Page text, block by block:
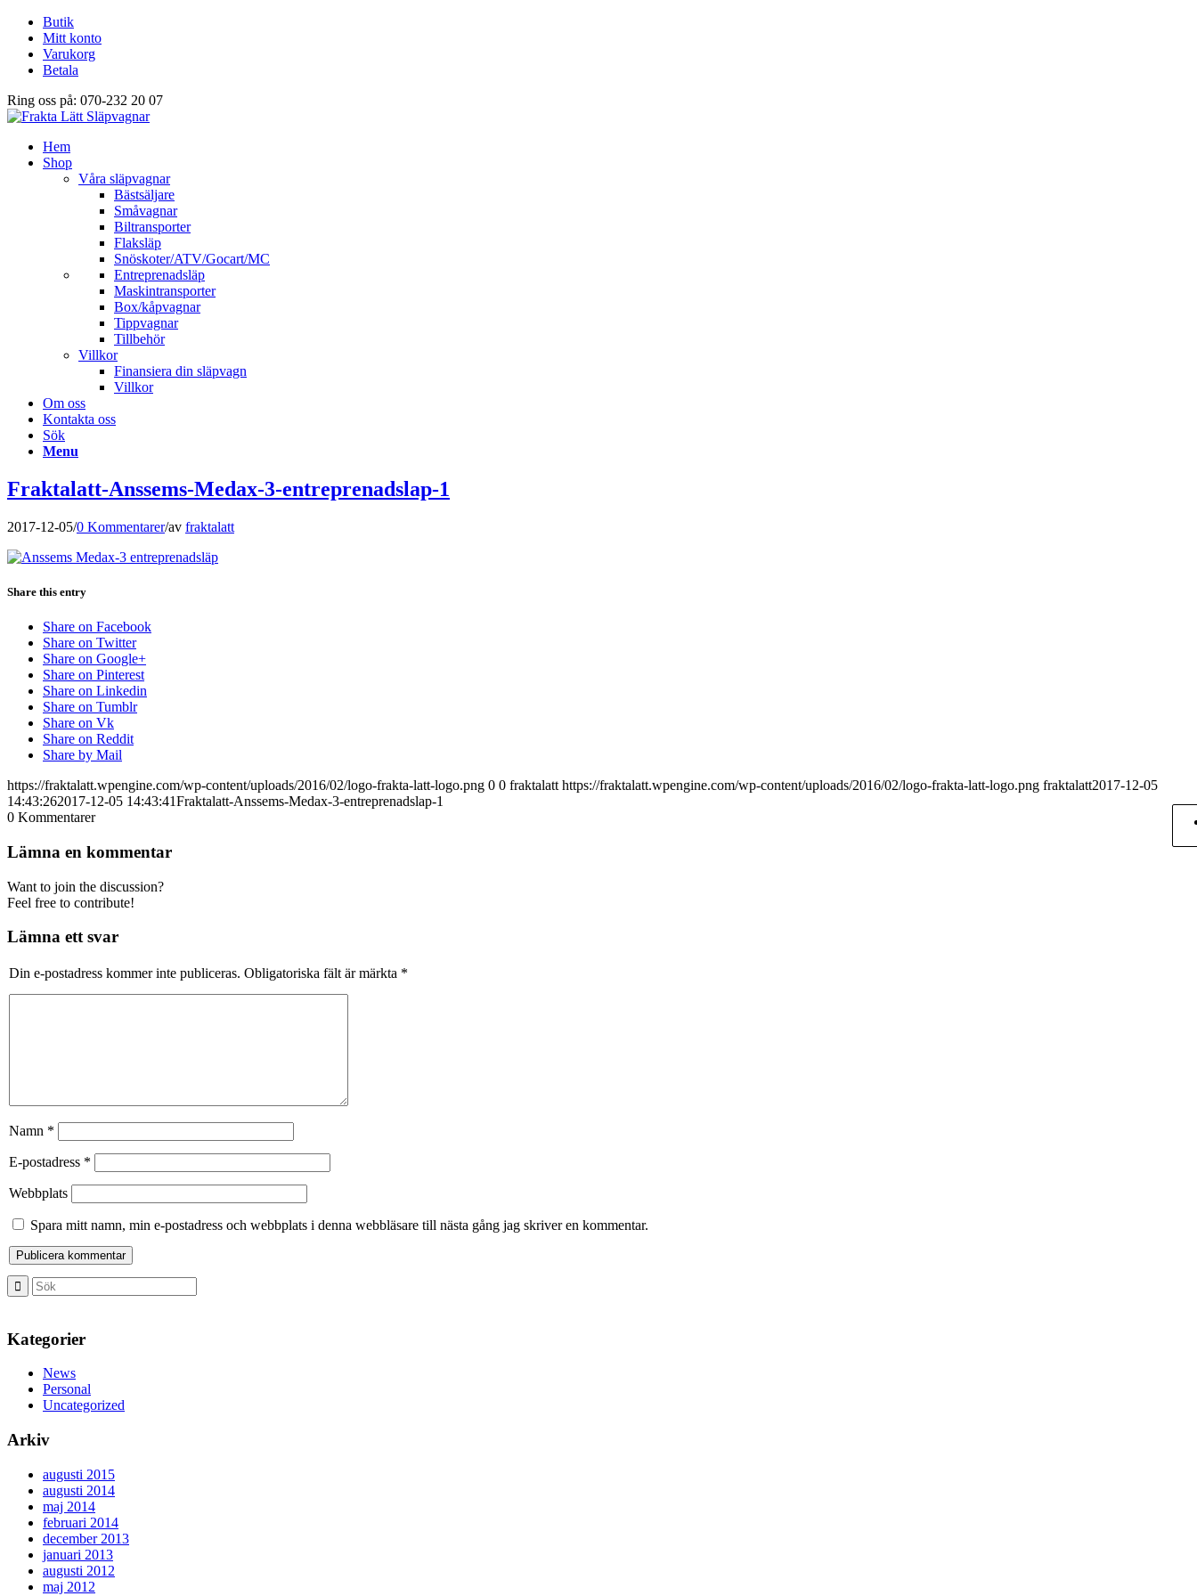
Butik
Mitt konto
Varukorg
Betala
Ring oss på: 070-232 20 07
Hem
Shop
Våra släpvagnar
Bästsäljare
Småvagnar
Biltransporter
Flaksläp
Snöskoter/ATV/Gocart/MC
Entreprenadsläp
Maskintransporter
Box/kåpvagnar
Tippvagnar
Tillbehör
Villkor
Finansiera din släpvagn
Villkor
Om oss
Kontakta oss
Sök
Menu
Fraktalatt-Anssems-Medax-3-entreprenadslap-1
2017-12-05/0 Kommentarer/av fraktalatt
Share this entry
Share on Facebook
Share on Twitter
Share on Google+
Share on Pinterest
Share on Linkedin
Share on Tumblr
Share on Vk
Share on Reddit
Share by Mail
https://fraktalatt.wpengine.com/wp-content/uploads/2016/02/logo-frakta-latt-logo.png 0 0 fraktalatt https://fraktalatt.wpengine.com/wp-content/uploads/2016/02/logo-frakta-latt-logo.png fraktalatt2017-12-05
14:43:262017-12-05 14:43:41Fraktalatt-Anssems-Medax-3-entreprenadslap-1
0 Kommentarer
Lämna en kommentar
Want to join the discussion?
Feel free to contribute!
Lämna ett svar
Din e-postadress kommer inte publiceras. Obligatoriska fält är märkta *
Namn *
E-postadress *
Webbplats
Spara mitt namn, min e-postadress och webbplats i denna webbläsare till nästa gång jag skriver en kommentar.
Kategorier
News
Personal
Uncategorized
Arkiv
augusti 2015
augusti 2014
maj 2014
februari 2014
december 2013
januari 2013
augusti 2012
maj 2012